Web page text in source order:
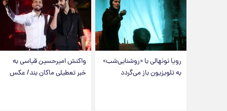
رویا نونهالی با «روشنایی‌شب»
به تلویزیون باز می‌گردد
واکنش امیرحسین قیاسی به
خبر تعطیلی ماکان بند/ عکس